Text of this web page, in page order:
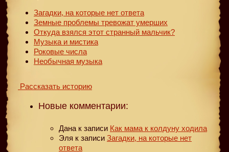
Загадки, на которые нет ответа
Земные проблемы тревожат умерших
Откуда взялся этот странный мальчик?
Музыка и мистика
Роковые числа
Необычная музыка
Рассказать историю
Новые комментарии:
Дана к записи Как мама к колдуну ходила
Эля к записи Загадки, на которые нет
ответа